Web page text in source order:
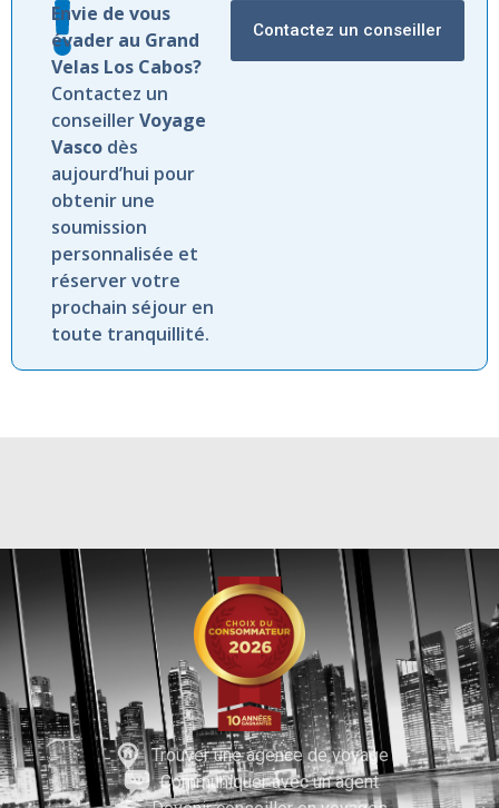
Envie de vous
évader au Grand
Velas Los Cabos?
Contactez un
conseillerVoyage
Vasco dès
aujourd’hui pour
obtenir une
soumission
personnalisée et
réserver votre
prochain séjour en
toute tranquillité.
Contactez un conseiller
Trouver une agence de voyage
Communiquer avec un agent